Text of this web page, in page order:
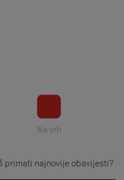
Na vrh
primati najnovije obavijesti?